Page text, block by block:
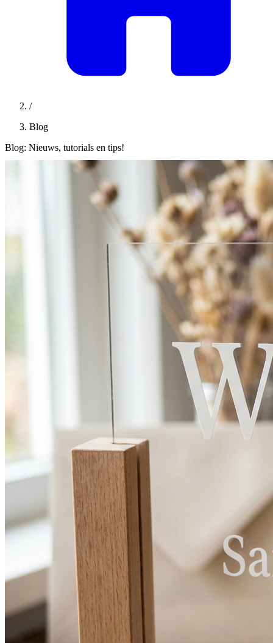
/
Blog
Blog: Nieuws, tutorials en tips!